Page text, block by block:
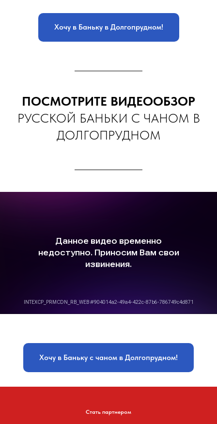
Хочу в Баньку в Долгопрудном!
ПОСМОТРИТЕ ВИДЕООБЗОР
РУССКОЙ БАНЬКИ С ЧАНОМ В
ДОЛГОПРУДНОМ
Хочу в Баньку с чаном в Долгопрудном!
Стать партнером